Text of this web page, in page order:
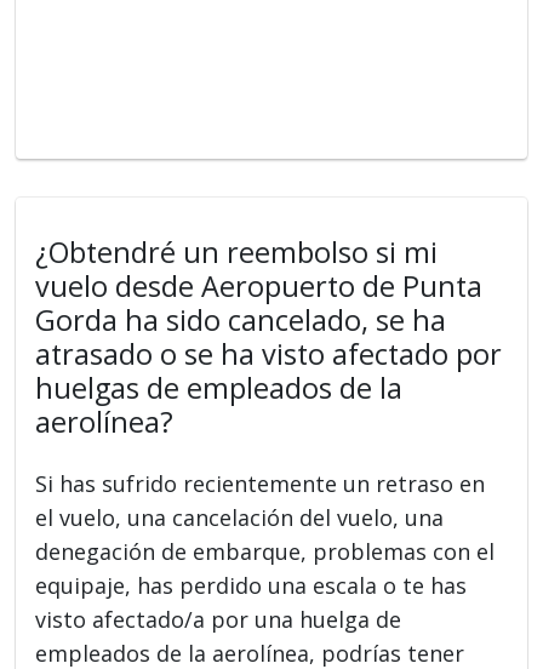
¿Obtendré un reembolso si mi
vuelo desde Aeropuerto de Punta
Gorda ha sido cancelado, se ha
atrasado o se ha visto afectado por
huelgas de empleados de la
aerolínea?
Si has sufrido recientemente un retraso en
el vuelo, una cancelación del vuelo, una
denegación de embarque, problemas con el
equipaje, has perdido una escala o te has
visto afectado/a por una huelga de
empleados de la aerolínea, podrías tener